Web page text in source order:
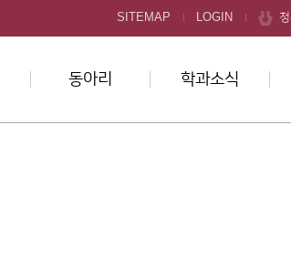
SITEMAP LOGIN
동아리 학과소식